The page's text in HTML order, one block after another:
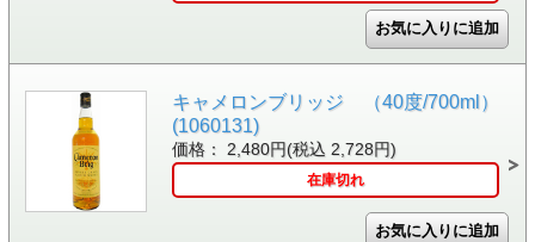
キャメロンブリッジ （40度/700ml）
(1060131)
価格： 2,480円(税込 2,728円)
在庫切れ